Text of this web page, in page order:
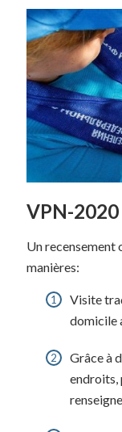
VPN-2020
Un recensement
manières:
Visite
domicile
Grâce à
endroits,